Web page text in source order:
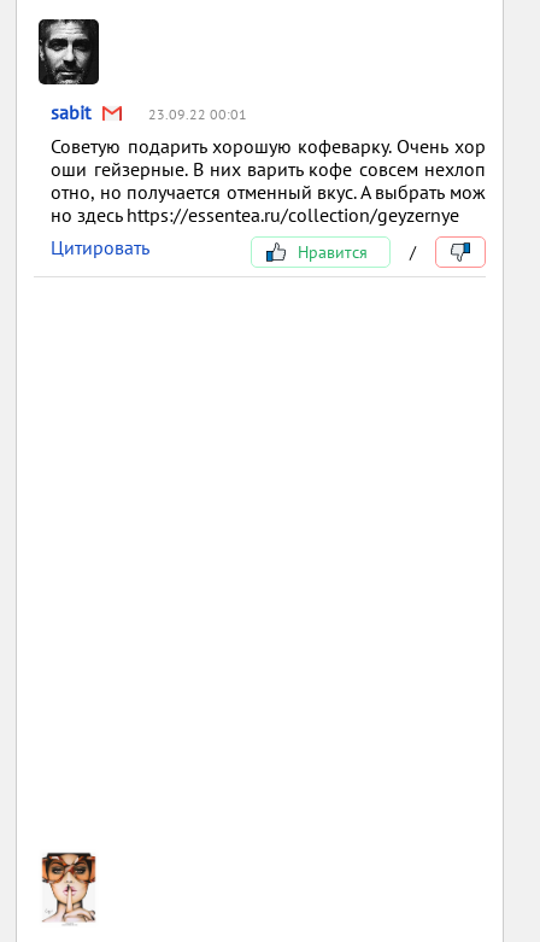
sabit 23.09.22 00:01
Советую подарить хорошую кофеварку. Очень хор
оши гейзерные. В них варить кофе совсем нехлоп
отно, но получается отменный вкус. А выбрать мож
но здесь https://essentea.ru/collection/geyzernye
Цитировать
Нравится /